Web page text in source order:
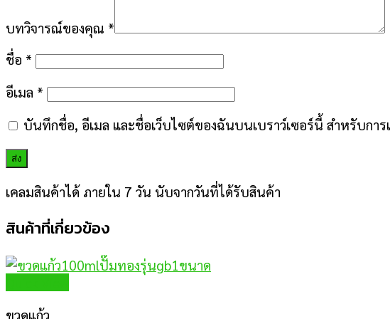
บทวิจารณ์ของคุณ *
ชื่อ *
อีเมล *
บันทึกชื่อ, อีเมล และชื่อเว็บไซต์ของฉันบนเบราว์เซอร์นี้ สำหรับการ
เคลมสินค้าได้ ภายใน 7 วัน นับจากวันที่ได้รับสินค้า
สินค้าที่เกี่ยวข้อง
ขวดแก้ว